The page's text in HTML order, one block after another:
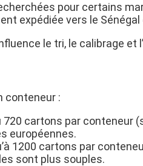
pour certains
expédiée vers le
le tri, le calibrage et
conteneur :
720 cartons par conteneur
européennes.
1200 cartons par
sont plus souples.